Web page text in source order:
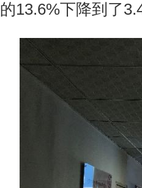
的13.6%下降到了